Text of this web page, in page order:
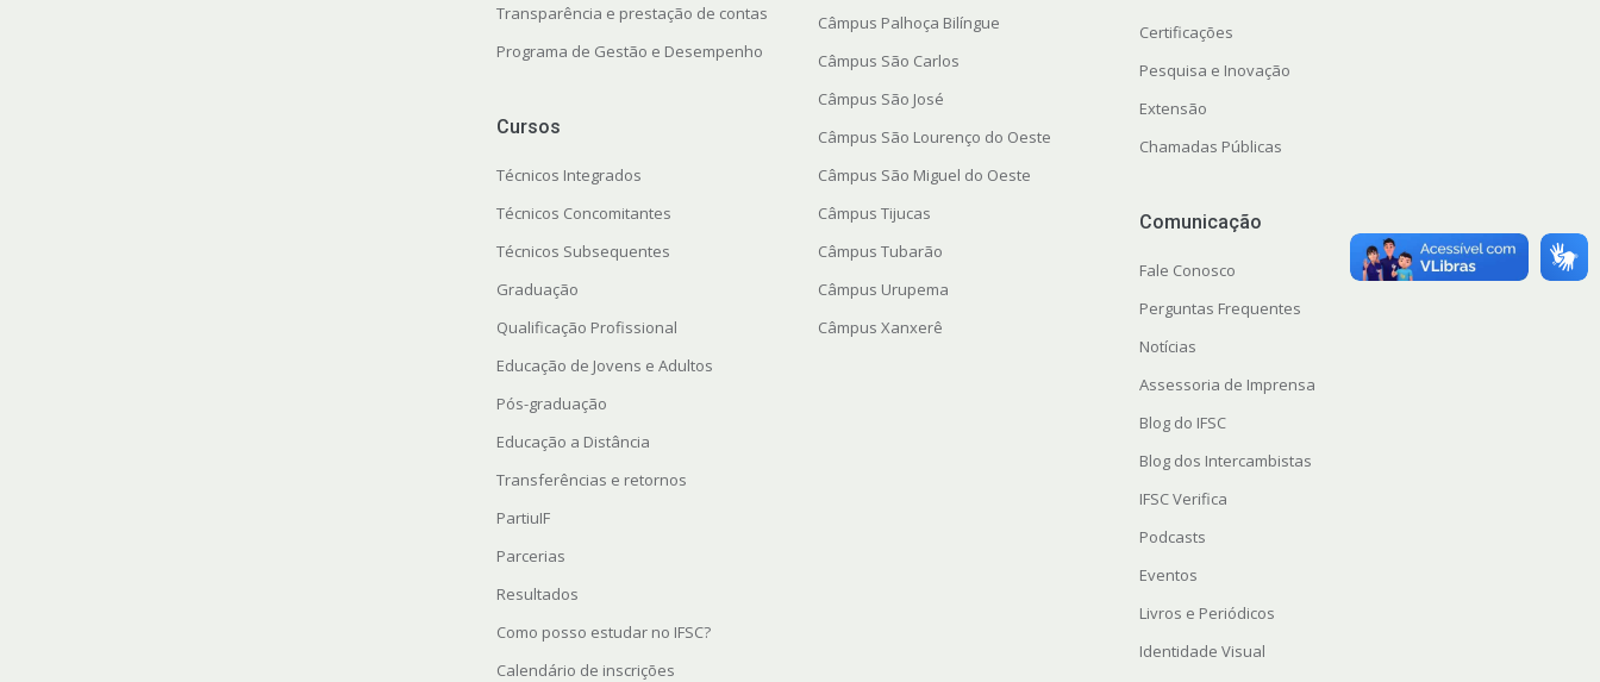
Transparência e prestação de contas
Programa de Gestão e Desempenho
Cursos
Técnicos Integrados
Técnicos Concomitantes
Técnicos Subsequentes
Graduação
Qualificação Profissional
Educação de Jovens e Adultos
Pós-graduação
Educação a Distância
Transferências e retornos
PartiuIF
Parcerias
Resultados
Como posso estudar no IFSC?
Calendário de inscrições
Câmpus Palhoça Bilíngue
Câmpus São Carlos
Câmpus São José
Câmpus São Lourenço do Oeste
Câmpus São Miguel do Oeste
Câmpus Tijucas
Câmpus Tubarão
Câmpus Urupema
Câmpus Xanxerê
Certificações
Pesquisa e Inovação
Extensão
Chamadas Públicas
Comunicação
Fale Conosco
Perguntas Frequentes
Notícias
Assessoria de Imprensa
Blog do IFSC
Blog dos Intercambistas
IFSC Verifica
Podcasts
Eventos
Livros e Periódicos
Identidade Visual